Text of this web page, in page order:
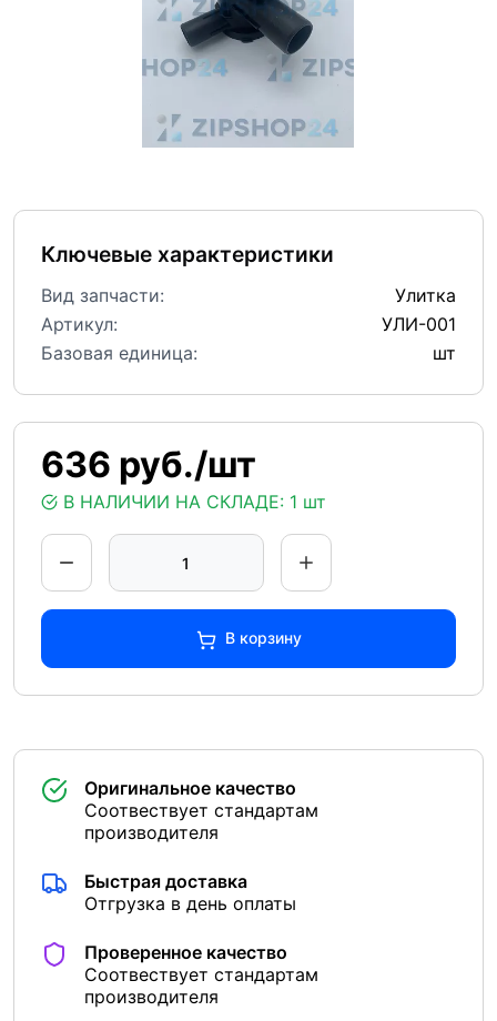
636 руб./шт
В НАЛИЧИИ НА СКЛАДЕ: 1 шт
В корзину
Ключевые характеристики
Вид запчасти:
Улитка
Артикул:
УЛИ-001
Базовая единица:
шт
Оригинальное качество
Соотвествует стандартам
производителя
Быстрая доставка
Отгрузка в день оплаты
Проверенное качество
Соотвествует стандартам
производителя